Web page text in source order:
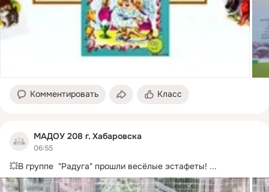
Комментировать Класс
МАДОУ 208 г. Хабаровска
06:55
💥В группе  "Радуга" прошли весёлые эстафеты! ...